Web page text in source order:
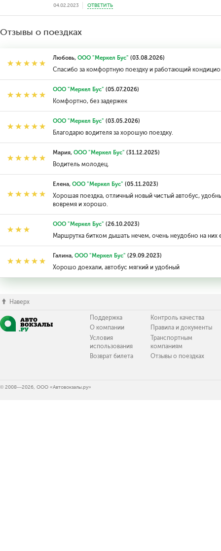
04.02.2023 ОТВЕТИТЬ
Отзывы о поездках
Любовь, ООО "Меркел Бус" (03.08.2026)
Спасибо за комфортную поездку и работающий
ООО "Меркел Бус" (05.07.2026)
Комфортно, без задержек
ООО "Меркел Бус" (03.05.2026)
Благодарю водителя за хорошую поездку.
Мария, ООО "Меркел Бус" (31.12.2025)
Водитель молодец.
Елена, ООО "Меркел Бус" (05.11.2023)
Хорошая поездка, отличный новый чистый автобус,
вовремя и хорошо.
ООО "Меркел Бус" (26.10.2023)
Маршрутка битком дышать нечем, очень неудобно на них
Галина, ООО "Меркел Бус" (29.09.2023)
Хорошо доехали, автобус мягкий и удобный
Наверх
Поддержка
О компании
Условия
использования
Возврат билета
Контроль качества
Правила и документы
Транспортным
компаниям
Отзывы о поездках
© 2008—2026, ООО «Автовокзалы.ру»